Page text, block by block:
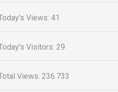
Views:41
Visitors:29
Views:236.733